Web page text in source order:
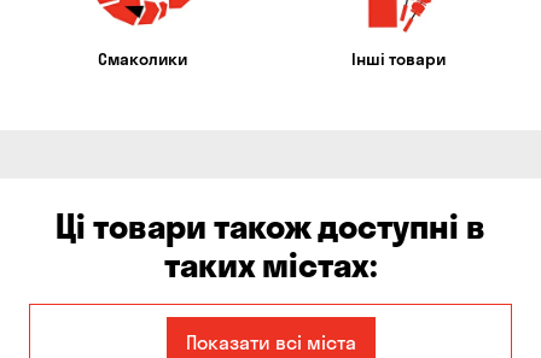
Смаколики Інші товари
Ці товари також доступні в
таких містах:
ЄлизаветівкаПоказати всі міста